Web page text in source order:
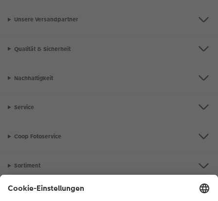
Unsere Versandpartner
Qualität & Sicherheit
Nachhaltigkeit
Service
Coop Fotoservice
Sortiment